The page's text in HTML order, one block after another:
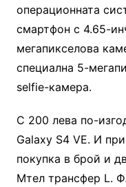
операционната
смартфон с 4.65-
мегапикселова
специална 5-
selfie-камера.
С 200 лева по-
Galaxy S4 VE. И
покупка в брой и
Мтел трансфер L.